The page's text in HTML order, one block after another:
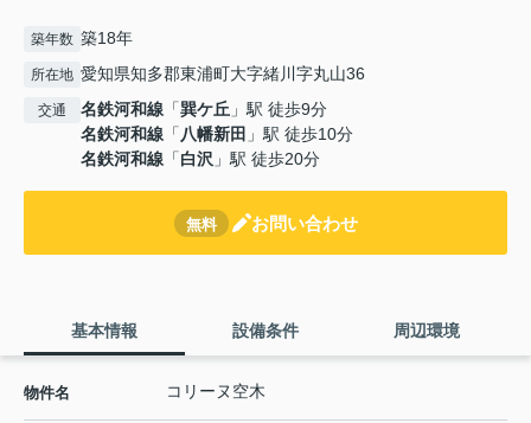
築年数 築18年
所在地 愛知県知多郡東浦町大字緒川字丸山36
交通 名鉄河和線 「巽ケ丘 」駅 徒歩9分
名鉄河和線 「 八幡新田 」駅 徒歩10分
名鉄河和線 「白沢 」駅 徒歩20分
無料 お問い合わせ
基本情報 設備条件 周辺環境
物件名 コリーヌ空木